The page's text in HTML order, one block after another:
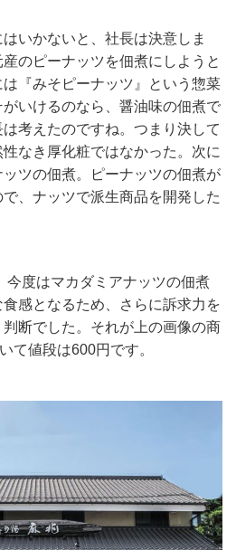
いかないと、社長は決意しま
のピーナッツを佃煮にしようと
『みそピーナッツ』という惣菜
いけるのなら、醤油味の佃煮で
考えたのですね。つまり決して
なき厚化粧ではなかった。次に
ツの佃煮。ピーナッツの佃煮が
、ナッツで派生商品を開発した
今度はマカダミアナッツの佃煮
感となるため、さらに訴求力を
断でした。それが上の画像の商
て値段は600円です。